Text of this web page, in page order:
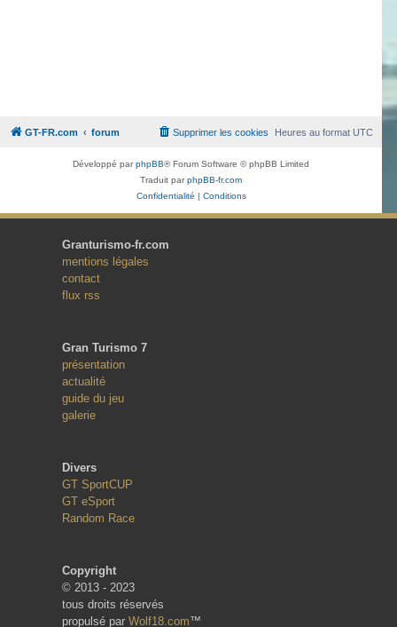
GT-FR.com forum Heures au formatUTC
Supprimer les cookies
Développé parphpBB® Forum Software © phpBB Limited
Traduit parphpBB-fr.com
Confidentialité | Conditions
Granturismo-fr.com
mentions légales
contact
flux rss
Gran Turismo 7
présentation
actualité
guide du jeu
galerie
Divers
GT SportCUP
GT eSport
Random Race
Copyright
© 2013 - 2023
tous droits réservés
propulsé par Wolf18.com™